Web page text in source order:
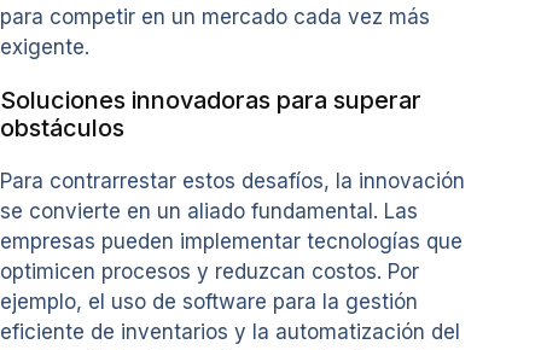
para competir en un mercado cada vez más
exigente.
Soluciones innovadoras para superar
obstáculos
Para contrarrestar estos desafíos, la innovación
se convierte en un aliado fundamental. Las
empresas pueden implementar tecnologías que
optimicen procesos y reduzcan costos. Por
ejemplo, el uso de software para la gestión
eficiente de inventarios y la automatización del